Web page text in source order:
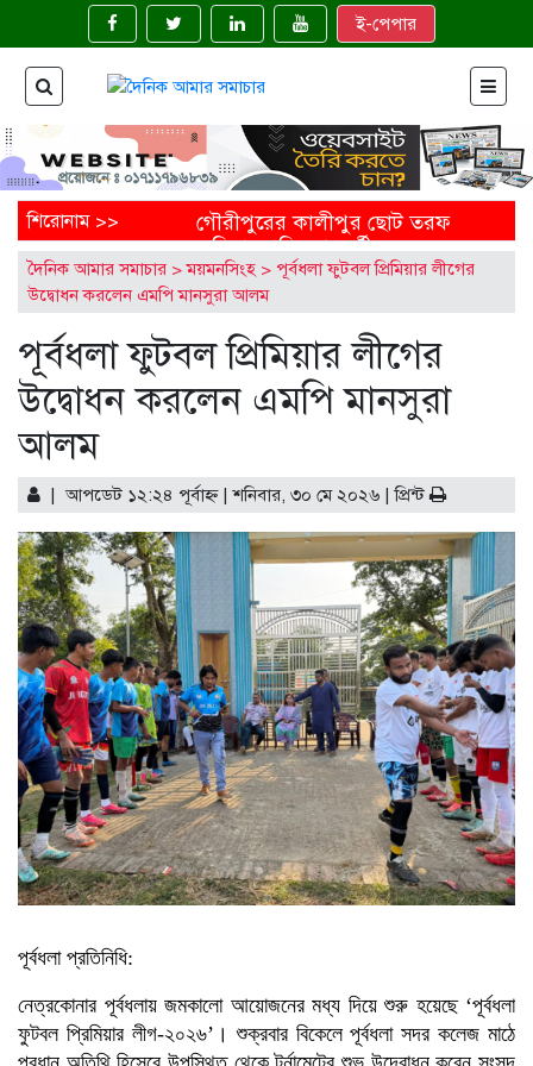
ই-পেপার
শিরোনাম >>
গৌরীপুরের কালীপুর ছোট তরফ
জমিদারবাড়ির শতবর্ষী
নাগলিঙ্গম গাছ: ইতিহাসের নীরব
সাক্ষী
মৎস্য সপ্তাহ উদ্বোধন
‘মাছে-ভাতে বাঙালি’: বিশ্বে
বাংলাদেশের নতুন জয়গান
এক নির্মাণাধীন ভবনেই আটকে
ফেনীতে অপ্রাপ্তবয়স্ক মেয়ের
বিয়ের আয়োজন, বাবাকে
শাড়ি পরে এলে ফুলমার্ক পাবে’,
খুবির সেই শিক্ষকের আরেক
কিস্তি সুরক্ষা কার্ডধারী ৮
শতাধিক পরিবারকে সহায়তা
ওয়ালটন প্লাজার
তিন উপদেষ্টার সঙ্গে জামায়াতের
সেক্রেটারির সাক্ষাৎ
বাগানে পড়েছিল নারীর
গলাকাটা মরদেহ
পু‌লি‌শে বরখাস্ত চলমান প্রক্রিয়া:
স্বরাষ্ট্র উপদেষ্টা
দৈনিক আমার সমাচার >ময়মনসিংহ > পূর্বধলা ফুটবল প্রিমিয়ার লীগের
উদ্বোধন করলেন এমপি মানসুরা আলম
পূর্বধলা ফুটবল প্রিমিয়ার লীগের
উদ্বোধন করলেন এমপি মানসুরা
আলম
| আপডেট ১২:২৪ পূর্বাহ্ণ | শনিবার, ৩০ মে ২০২৬ |প্রিন্ট
পূর্বধলা প্রতিনিধি:
নেত্রকোনার পূর্বধলায় জমকালো আয়োজনের মধ্য দিয়ে শুরু হয়েছে ‘পূর্বধলা
ফুটবল প্রিমিয়ার লীগ-২০২৬’। শুক্রবার বিকেলে পূর্বধলা সদর কলেজ মাঠে